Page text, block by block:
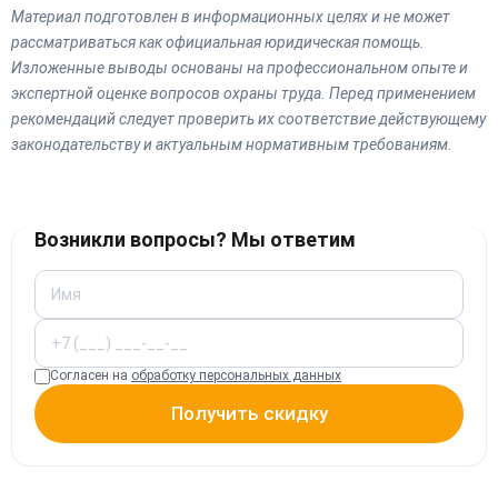
Материал подготовлен в информационных целях и не может
рассматриваться как официальная юридическая помощь.
Изложенные выводы основаны на профессиональном опыте и
экспертной оценке вопросов охраны труда. Перед применением
рекомендаций следует проверить их соответствие действующему
законодательству и актуальным нормативным требованиям.
Возникли вопросы? Мы ответим
Согласен на обработку персональных данных
Получить скидку